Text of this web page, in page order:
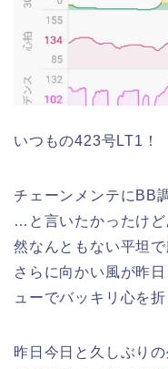
いつもの423号LT1！
チェーンメンテにBB
…と言いたかったけ
然なんともない平坦で
さらに向かい風が昨
ューでバッキリ心を折
昨日今日と久しぶり